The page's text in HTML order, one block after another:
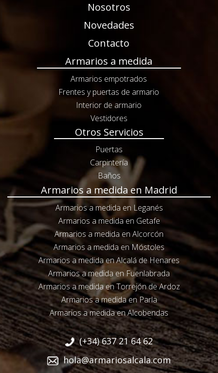
Nosotros
Novedades
Contacto
Armarios a medida
Armarios empotrados
Frentes y puertas de armario
Interior de armario
Vestidores
Otros Servicios
Puertas
Carpintería
Baños
Armarios a medida en Madrid
Armarios a medida en Leganés
Armarios a medida en Getafe
Armarios a medida en Alcorcón
Armarios a medida en Móstoles
Armarios a medida en Alcalá de Henares
Armarios a medida en Fuenlabrada
Armarios a medida en Torrejón de Ardoz
Armarios a medida en Parla
Armarios a medida en Alcobendas
(+34) 637 21 64 62
hola@armariosalcala.com